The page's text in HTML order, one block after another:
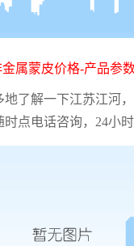
金属蒙皮价格-产品参
了解一下江苏江河
点电话咨询， 24小